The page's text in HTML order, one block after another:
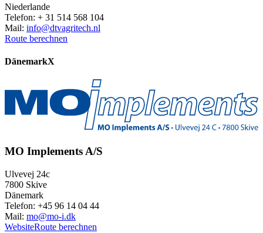
Niederlande
Telefon: + 31 514 568 104
Mail: info@dtvagritech.nl
Route berechnen
DänemarkX
MO Implements A/S
Ulvevej 24c
7800 Skive
Dänemark
Telefon: +45 96 14 04 44
Mail: mo@mo-i.dk
WebsiteRoute berechnen